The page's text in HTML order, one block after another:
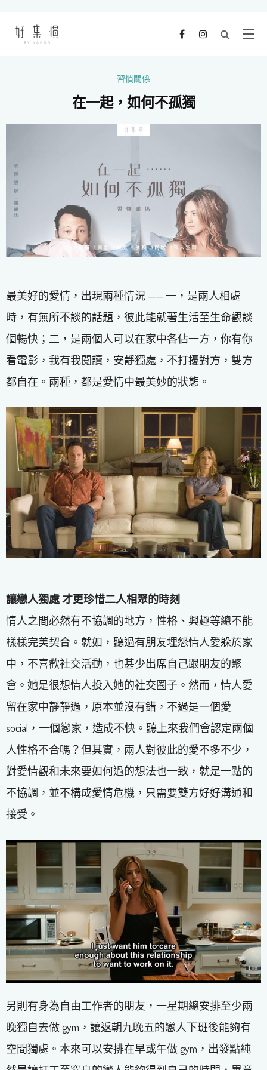
習慣關係
在一起，如何不孤獨
最美好的愛情，出現兩種情況 —— 一，是兩人相處
時，有無所不談的話題，彼此能就著生活至生命觀談
個暢快；二，是兩個人可以在家中各佔一方，你有你
看電影，我有我閱讀，安靜獨處，不打擾對方，雙方
都自在。兩種，都是愛情中最美妙的狀態。
讓戀人獨處 才更珍惜二人相聚的時刻
情人之間必然有不協調的地方，性格、興趣等總不能
樣樣完美契合。就如，聽過有朋友埋怨情人愛躲於家
中，不喜歡社交活動，也甚少出席自己跟朋友的聚
會。她是很想情人投入她的社交圈子。然而，情人愛
留在家中靜靜過，原本並沒有錯，不過是一個愛
social，一個戀家，造成不快。聽上來我們會認定兩個
人性格不合嗎？但其實，兩人對彼此的愛不多不少，
對愛情觀和未來要如何過的想法也一致，就是一點的
不協調，並不構成愛情危機，只需要雙方好好溝通和
接受。
另則有身為自由工作者的朋友，一星期總安排至少兩
晚獨自去做 gym，讓返朝九晚五的戀人下班後能夠有
空間獨處。本來可以安排在早或午做 gym，出發點純